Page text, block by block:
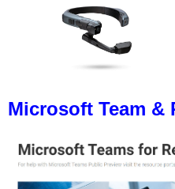
Microsoft Team &